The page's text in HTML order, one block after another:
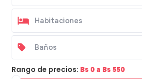
Rango de precios: Bs 0 a Bs 550